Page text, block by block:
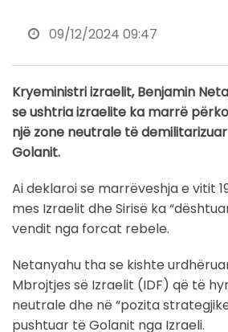
09/12/2024 09:47
Kryeministri izraelit, Benjamin
se ushtria izraelite ka marrë
një zone neutrale të
Golanit.
Ai deklaroi se marrëveshja e vitit
mes Izraelit dhe Sirisë ka
vendit nga forcat rebele.
Netanyahu tha se kishte
Mbrojtjes së Izraelit (IDF) që të
neutrale dhe në “pozita
pushtuar të Golanit nga Izraeli.